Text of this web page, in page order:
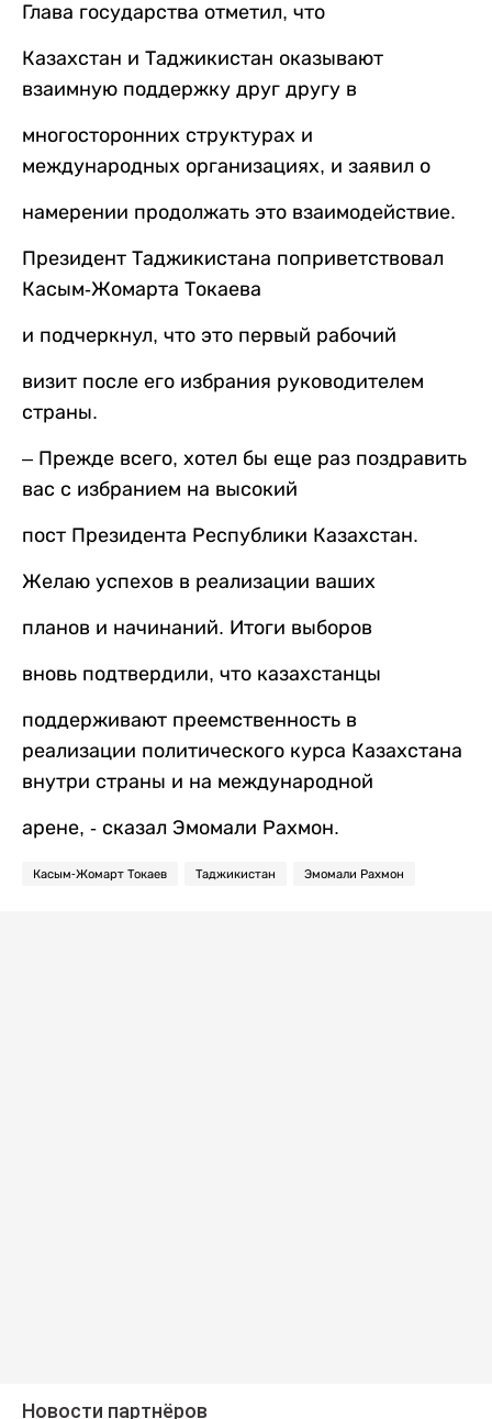
Глава государства отметил, что
Казахстан и Таджикистан оказывают
взаимную поддержку друг другу в
многосторонних структурах и
международных организациях, и заявил о
намерении продолжать это взаимодействие.
Президент Таджикистана поприветствовал
Касым-Жомарта Токаева
и подчеркнул, что это первый рабочий
визит после его избрания руководителем
страны.
– Прежде всего, хотел бы еще раз поздравить
вас с избранием на высокий
пост Президента Республики Казахстан.
Желаю успехов в реализации ваших
планов и начинаний. Итоги выборов
вновь подтвердили, что казахстанцы
поддерживают преемственность в
реализации политического курса Казахстана
внутри страны и на международной
арене, - сказал Эмомали Рахмон.
Касым-Жомарт Токаев Таджикистан Эмомали Рахмон